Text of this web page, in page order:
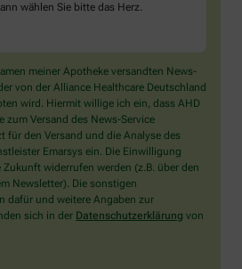
wählen Sie bitte das Herz.
meiner Apotheke versandten News-
von der Alliance Healthcare Deutschland
wird. Hiermit willige ich ein, dass AHD
zum Versand des News-Service
für den Versand und die Analyse des
Emarsys ein. Die Einwilligung
Zukunft widerrufen werden (z.B. über den
Newsletter). Die sonstigen
dafür und weitere Angaben zur
sich in der Datenschutzerklärung von